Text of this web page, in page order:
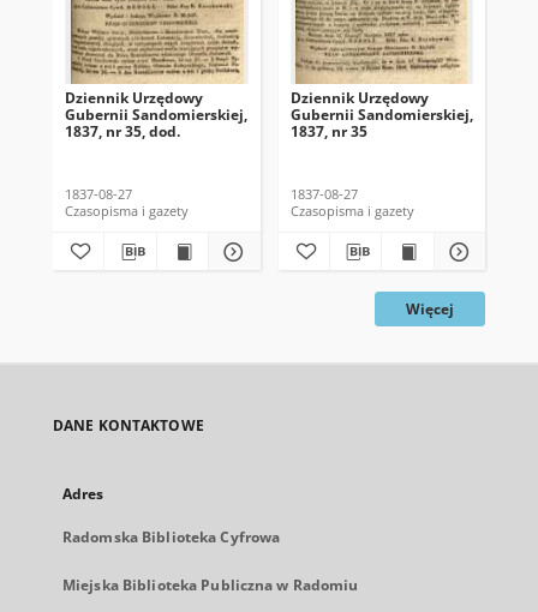
Dziennik Urzędowy
Gubernii Sandomierskiej,
1837, nr 35, dod.
1837-08-27
Czasopisma i gazety
Dziennik Urzędowy
Gubernii Sandomierskiej,
1837, nr 35
1837-08-27
Czasopisma i gazety
Więcej
DANE KONTAKTOWE
Adres
Radomska Biblioteka Cyfrowa
Miejska Biblioteka Publiczna w Radomiu